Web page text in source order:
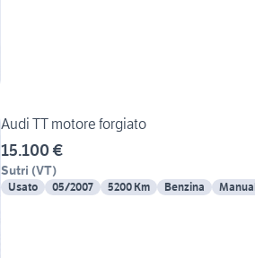
Audi TT motore forgiato
15.100 €
Sutri (VT)
Usato 05/2007 5200 Km Benzina